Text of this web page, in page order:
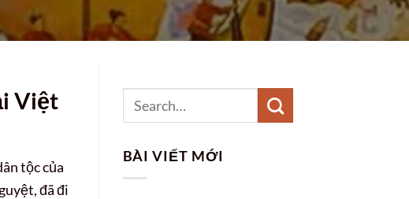
Việt
tộc của
đã đi
BÀI VIẾT MỚI